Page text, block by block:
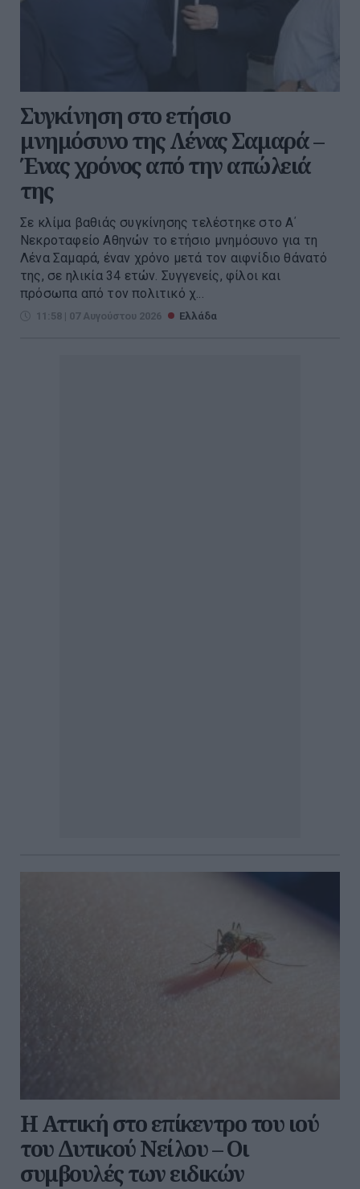
Συγκίνηση στο ετήσιο
μνημόσυνο της Λένας Σαμαρά –
Ένας χρόνος από την απώλειά
της
Σε κλίμα βαθιάς συγκίνησης τελέστηκε στο Α΄
Νεκροταφείο Αθηνών το ετήσιο μνημόσυνο για τη
Λένα Σαμαρά, έναν χρόνο μετά τον αιφνίδιο θάνατό
της, σε ηλικία 34 ετών. Συγγενείς, φίλοι και
πρόσωπα από τον πολιτικό χ...
11:58 | 07 Αυγούστου 2026 Ελλάδα
Η Αττική στο επίκεντρο του ιού
του Δυτικού Νείλου – Οι
συμβουλές των ειδικών